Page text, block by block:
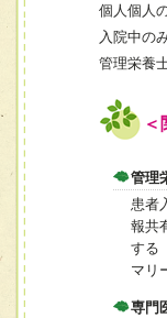
個人個人
入院中の
管理栄養
管理
患者
報共
する
マリ
専門